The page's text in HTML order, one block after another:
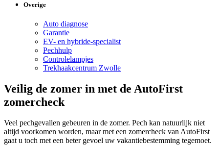
Overige
Auto diagnose
Garantie
EV- en hybride-specialist
Pechhulp
Controlelampjes
Trekhaakcentrum Zwolle
Veilig de zomer in met de AutoFirst
zomercheck
Veel pechgevallen gebeuren in de zomer. Pech kan natuurlijk niet
altijd voorkomen worden, maar met een zomercheck van AutoFirst
gaat u toch met een beter gevoel uw vakantiebestemming tegemoet.